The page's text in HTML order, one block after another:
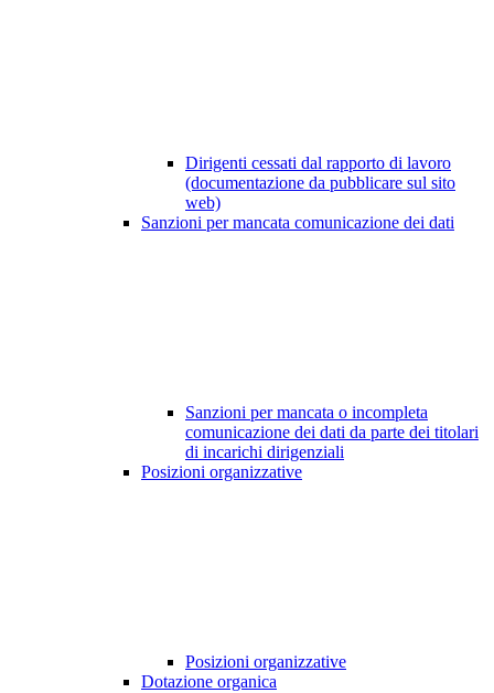
Dirigenti cessati dal rapporto di lavoro
(documentazione da pubblicare sul sito
web)
Sanzioni per mancata comunicazione dei dati
Sanzioni per mancata o incompleta
comunicazione dei dati da parte dei titolari
di incarichi dirigenziali
Posizioni organizzative
Posizioni organizzative
Dotazione organica